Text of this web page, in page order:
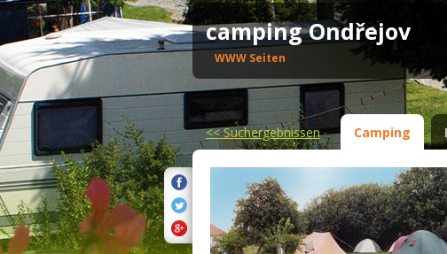
camping Ondřejov
WWW Seiten
<<Suchergebnissen Camping